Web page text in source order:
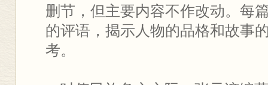
删节，但主要内容不作改动。每
的评语，揭示人物的品格和故事
考。